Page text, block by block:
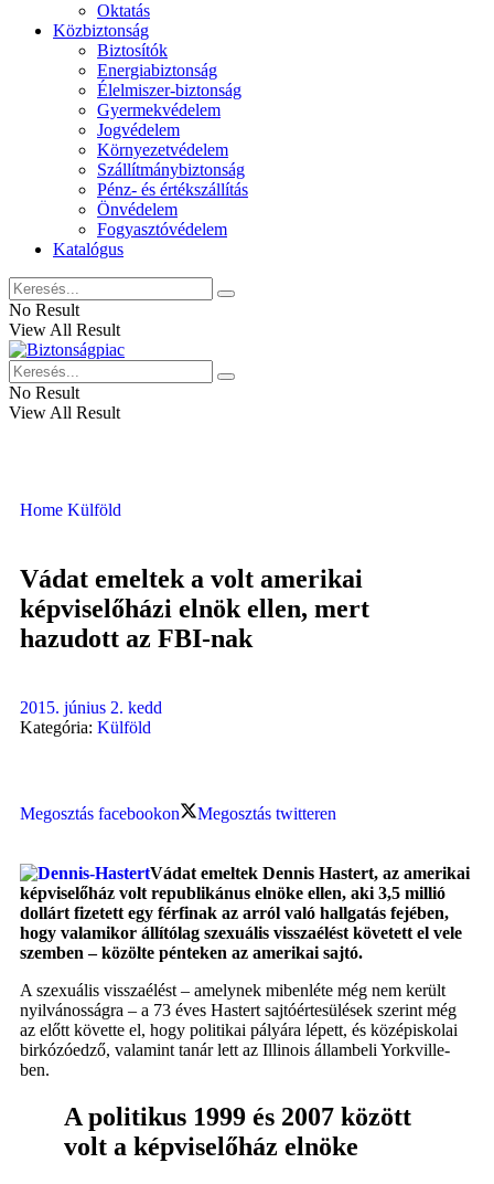
Oktatás
Közbiztonság
Biztosítók
Energiabiztonság
Élelmiszer-biztonság
Gyermekvédelem
Jogvédelem
Környezetvédelem
Szállítmánybiztonság
Pénz- és értékszállítás
Önvédelem
Fogyasztóvédelem
Katalógus
No Result
View All Result
No Result
View All Result
Home Külföld
Vádat emeltek a volt amerikai
képviselőházi elnök ellen, mert
hazudott az FBI-nak
2015. június 2. kedd
Kategória: Külföld
Megosztás facebookon Megosztás twitteren
Vádat emeltek Dennis Hastert, az amerikai
képviselőház volt republikánus elnöke ellen, aki 3,5 millió
dollárt fizetett egy férfinak az arról való hallgatás fejében,
hogy valamikor állítólag szexuális visszaélést követett el vele
szemben – közölte pénteken az amerikai sajtó.
A szexuális visszaélést – amelynek mibenléte még nem került
nyilvánosságra – a 73 éves Hastert sajtóértesülések szerint még
az előtt követte el, hogy politikai pályára lépett, és középiskolai
birkózóedző, valamint tanár lett az Illinois állambeli Yorkville-
ben.
A politikus 1999 és 2007 között
volt a képviselőház elnöke